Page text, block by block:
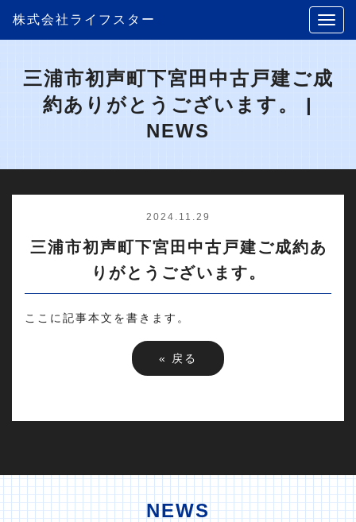
株式会社ライフスター
三浦市初声町下宮田中古戸建ご成
約ありがとうございます。 |
NEWS
2024.11.29
三浦市初声町下宮田中古戸建ご成約あ
りがとうございます。
ここに記事本文を書きます。
« 戻る
NEWS